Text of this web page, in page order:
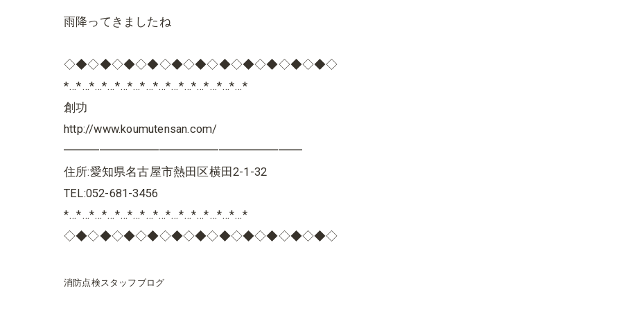
雨降ってきましたね
◇◆◇◆◇◆◇◆◇◆◇◆◇◆◇◆◇◆◇◆◇◆◇
*…*…*…*…*…*…*…*…*…*…*…*…*…*…*
創功
http://www.koumutensan.com/
━━━━━━━━━━━━━━━━━━━━
住所:愛知県名古屋市熱田区横田2-1-32
TEL:052-681-3456
*…*…*…*…*…*…*…*…*…*…*…*…*…*…*
◇◆◇◆◇◆◇◆◇◆◇◆◇◆◇◆◇◆◇◆◇◆◇
消防点検スタッフブログ